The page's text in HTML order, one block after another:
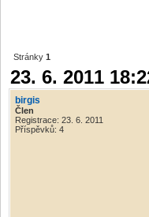
Stránky 1
23. 6. 2011
birgis
Člen
Registrace: 23. 6. 2011
Příspěvků: 4